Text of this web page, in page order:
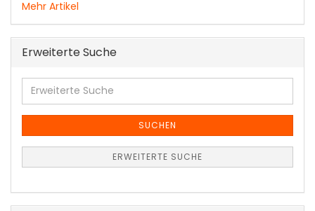
Mehr Artikel
Erweiterte Suche
Erweiterte
Suche
SUCHEN
ERWEITERTE SUCHE